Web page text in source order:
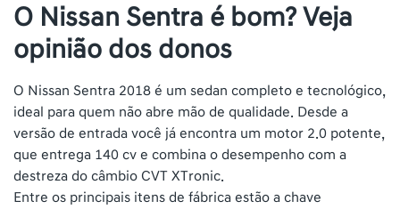
O Nissan Sentra é bom? Veja
opinião dos donos
O Nissan Sentra 2018 é um sedan completo e tecnológico,
ideal para quem não abre mão de qualidade. Desde a
versão de entrada você já encontra um motor 2.0 potente,
que entrega 140 cv e combina o desempenho com a
destreza do câmbio CVT XTronic.
Entre os principais itens de fábrica estão a chave